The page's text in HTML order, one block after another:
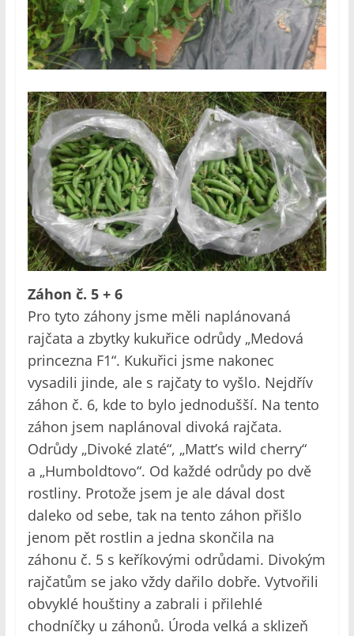
Záhon č. 5 + 6
Pro tyto záhony jsme měli naplánovaná
rajčata a zbytky kukuřice odrůdy „Medová
princezna F1“. Kukuřici jsme nakonec
vysadili jinde, ale s rajčaty to vyšlo. Nejdřív
záhon č. 6, kde to bylo jednodušší. Na tento
záhon jsem naplánoval divoká rajčata.
Odrůdy „Divoké zlaté“, „Matt’s wild cherry“
a „Humboldtovo“. Od každé odrůdy po dvě
rostliny. Protože jsem je ale dával dost
daleko od sebe, tak na tento záhon přišlo
jenom pět rostlin a jedna skončila na
záhonu č. 5 s keříkovými odrůdami. Divokým
rajčatům se jako vždy dařilo dobře. Vytvořili
obvyklé houštiny a zabrali i přilehlé
chodníčky u záhonů. Úroda velká a sklizeň